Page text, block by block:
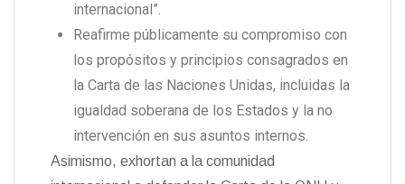
internacional”.
Reafirme públicamente su compromiso con
los propósitos y principios consagrados en
la Carta de las Naciones Unidas, incluidas la
igualdad soberana de los Estados y la no
intervención en sus asuntos internos.
Asimismo, exhortan a la comunidad